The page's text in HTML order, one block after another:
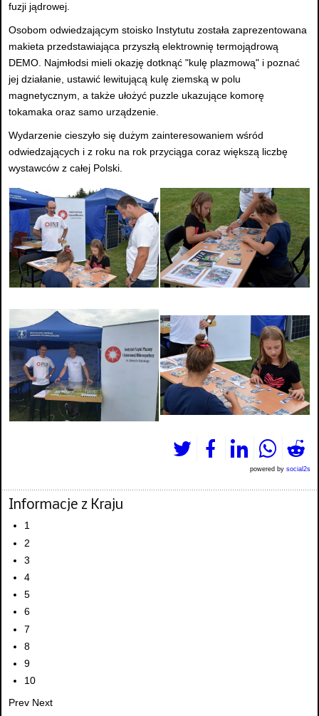
fuzji jądrowej.
Osobom odwiedzającym stoisko Instytutu została zaprezentowana
makieta przedstawiająca przyszłą elektrownię termojądrową
DEMO. Najmłodsi mieli okazję dotknąć "kulę plazmową" i poznać
jej działanie, ustawić lewitującą kulę ziemską w polu
magnetycznym, a także ułożyć puzzle ukazujące komorę
tokamaka oraz samo urządzenie.
Wydarzenie cieszyło się dużym zainteresowaniem wśród
odwiedzających i z roku na rok przyciąga coraz większą liczbę
wystawców z całej Polski.
powered by social2s
Informacje z Kraju
1
2
3
4
5
6
7
8
9
10
Prev Next